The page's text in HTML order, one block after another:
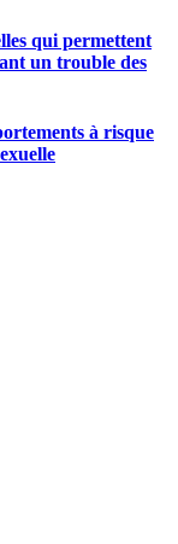
qui permettent
un trouble des
à risque